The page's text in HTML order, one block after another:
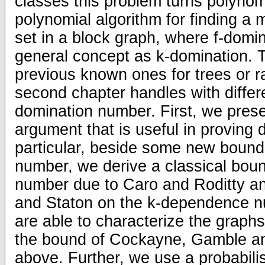
polynomial algorithm for finding a
set in a block graph, where f-
general concept as k-domination.
previous known ones for trees or
second chapter handles with
domination number. First, we
argument that is useful in proving
particular, beside some new
number, we derive a classical
number due to Caro and Roditty
and Staton on the k-dependence
are able to characterize the
the bound of Cockayne, Gamble
above. Further, we use a